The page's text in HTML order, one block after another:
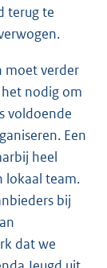
terug te
moet verder
nodig om
voldoende
Een
heel
lokaal team.
bij
dat we